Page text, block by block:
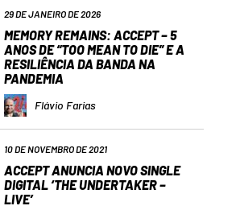
29 DE JANEIRO DE 2026
MEMORY REMAINS: ACCEPT – 5
ANOS DE “TOO MEAN TO DIE” E A
RESILIÊNCIA DA BANDA NA
PANDEMIA
Flávio Farias
10 DE NOVEMBRO DE 2021
ACCEPT ANUNCIA NOVO SINGLE
DIGITAL ‘THE UNDERTAKER –
LIVE’